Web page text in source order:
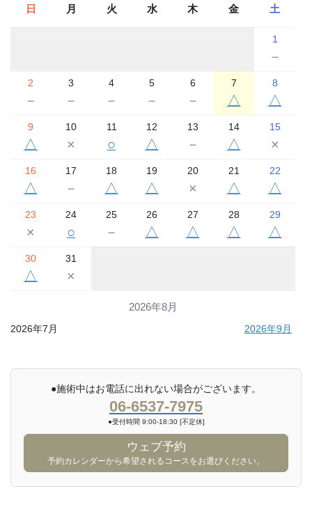
2026年8月
日 月 火 水 木 金 土
1
－
2
－
3
－
4
－
5
－
6
－
7
△
8
△
9
△
10
×
11
○
12
△
13
－
14
△
15
×
16
△
17
－
18
△
19
△
20
×
21
△
22
△
23
×
24
○
25
－
26
△
27
△
28
△
29
△
30
△
31
×
2026年7月 2026年9月
●施術中はお電話に出れない場合がございます。
06-6537-7975
●受付時間 9:00-18:30 [不定休]
ウェブ予約
予約カレンダーから希望されるコースをお選びください。